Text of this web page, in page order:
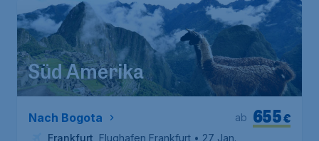
Süd Amerika
Nach Bogota €
655
ab
Frankfurt Flughafen Frankfurt • 27 Jan.